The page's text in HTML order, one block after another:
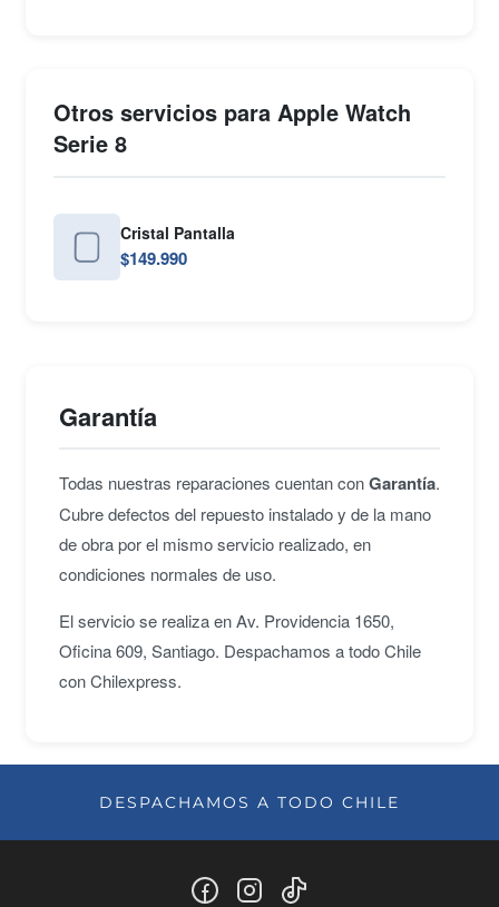
Otros servicios para Apple Watch
Serie 8
Cristal Pantalla
$149.990
Garantía
Todas nuestras reparaciones cuentan conGarantía.
Cubre defectos del repuesto instalado y de la mano
de obra por el mismo servicio realizado, en
condiciones normales de uso.
El servicio se realiza en Av. Providencia 1650,
Oficina 609, Santiago. Despachamos a todo Chile
con Chilexpress.
DESPACHAMOS A TODO CHILE